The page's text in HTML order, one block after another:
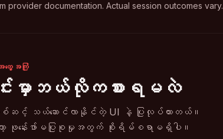
documentation. Actual session outcomes vary.
တွေ့အကြုံ
းမှာဘယ်လိုကစားရမလဲ
ဆင့် သယ်ဆောင်လာနိုင်တဲ့ UI နဲ့ ပြုလုပ်ထားတယ်။
ော့ ဖုန်းေဖာ်မပြုစုမှုအတွက် စိုးရိမ်စရာမရှိပါ။